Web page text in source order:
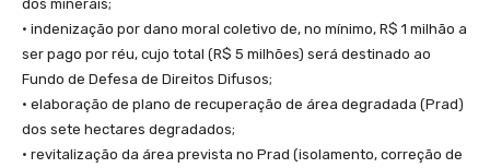
dos minerais;
• indenização por dano moral coletivo de, no mínimo, R$ 1 milhão a
ser pago por réu, cujo total (R$ 5 milhões) será destinado ao
Fundo de Defesa de Direitos Difusos;
• elaboração de plano de recuperação de área degradada (Prad)
dos sete hectares degradados;
• revitalização da área prevista no Prad (isolamento, correção de